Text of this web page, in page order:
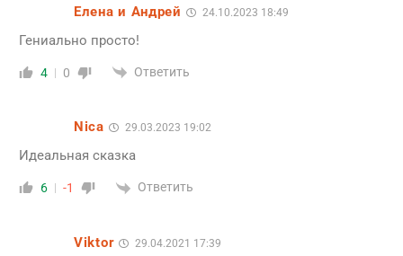
Елена и Андрей 24.10.2023 18:49
Гениально просто!
4 0 Ответить
Nica 29.03.2023 19:02
Идеальная сказка
6 -1 Ответить
Viktor 29.04.2021 17:39